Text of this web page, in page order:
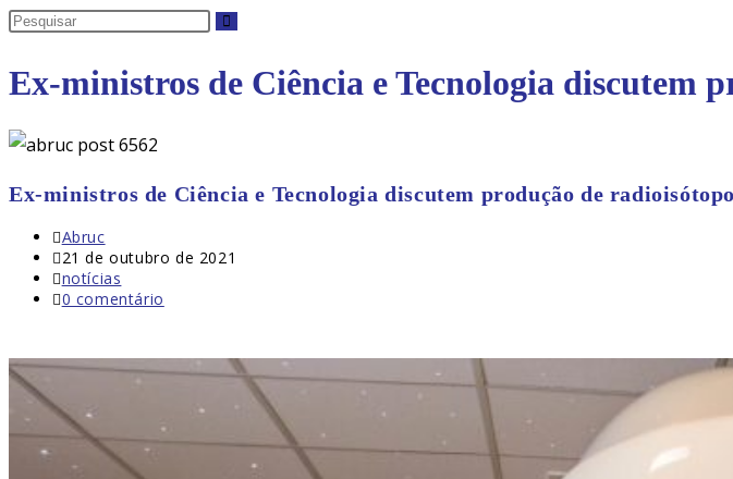
Ex-ministros de Ciência e Tecnologia discutem
Ex-ministros de Ciência e Tecnologia discutem produção de
Abruc
21 de outubro de 2021
notícias
0 comentário